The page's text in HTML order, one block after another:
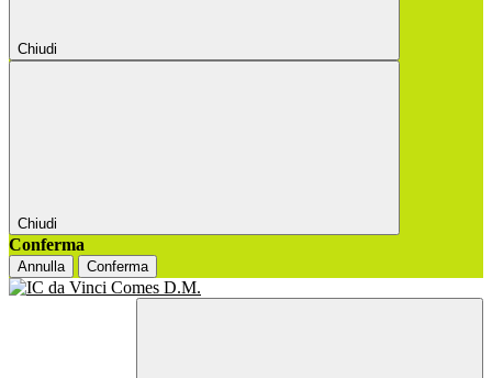
Chiudi
Chiudi
Conferma
Annulla Conferma